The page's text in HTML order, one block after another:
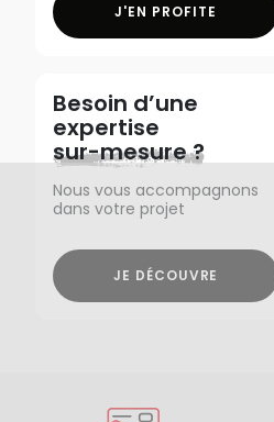
J'EN PROFITE
Besoin d’une
expertise
sur-mesure ?
Nous vous accompagnons
dans votre projet
JE DÉCOUVRE